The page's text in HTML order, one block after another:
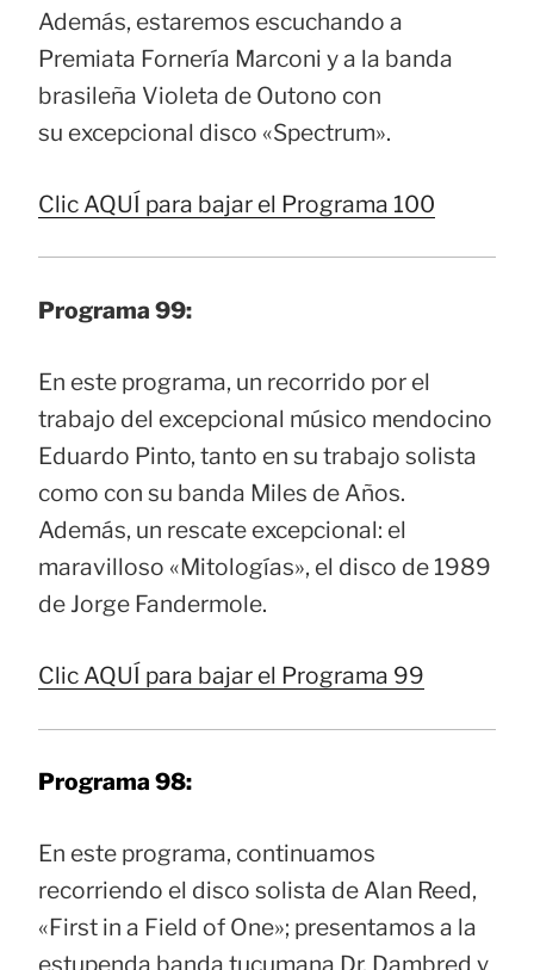
Además, estaremos escuchando a
Premiata Fornería Marconi y a la banda
brasileña Violeta de Outono con
su excepcional disco «Spectrum».
Clic AQUÍ para bajar el Programa 100
Programa 99:
En este programa, un recorrido por el
trabajo del excepcional músico mendocino
Eduardo Pinto, tanto en su trabajo solista
como con su banda Miles de Años.
Además, un rescate excepcional: el
maravilloso «Mitologías», el disco de 1989
de Jorge Fandermole.
Clic AQUÍ para bajar el Programa 99
Programa 98:
En este programa, continuamos
recorriendo el disco solista de Alan Reed,
«First in a Field of One»; presentamos a la
estupenda banda tucumana Dr. Dambred y